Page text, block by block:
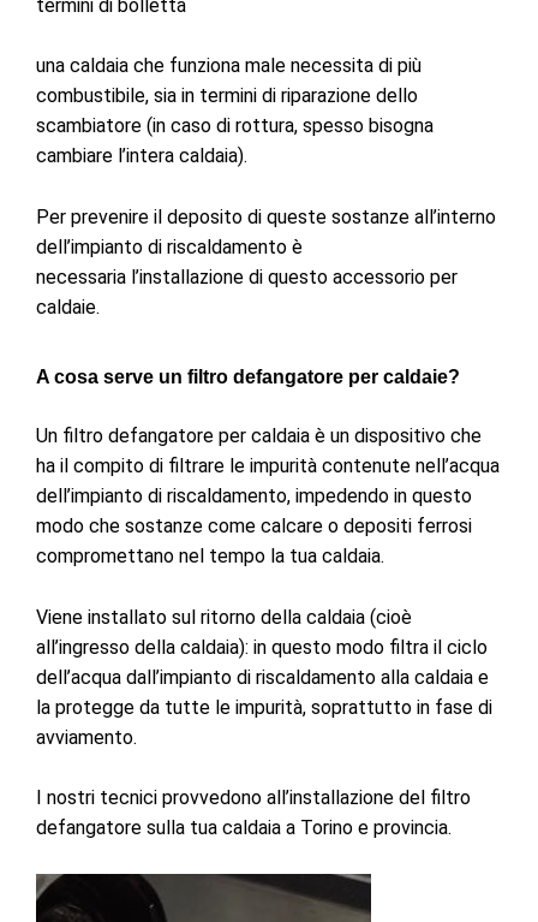
termini di bolletta
una caldaia che funziona male necessita di più
combustibile, sia in termini di riparazione dello
scambiatore (in caso di rottura, spesso bisogna
cambiare l’intera caldaia).
Per prevenire il deposito di queste sostanze all’interno
dell’impianto di riscaldamento è
necessaria l’installazione di questo accessorio per
caldaie.
A cosa serve un filtro defangatore per caldaie?
Un filtro defangatore per caldaia è un dispositivo che
ha il compito di filtrare le impurità contenute nell’acqua
dell’impianto di riscaldamento, impedendo in questo
modo che sostanze come calcare o depositi ferrosi
compromettano nel tempo la tua caldaia.
Viene installato sul ritorno della caldaia (cioè
all’ingresso della caldaia): in questo modo filtra il ciclo
dell’acqua dall’impianto di riscaldamento alla caldaia e
la protegge da tutte le impurità, soprattutto in fase di
avviamento.
I nostri tecnici provvedono all’installazione del filtro
defangatore sulla tua caldaia a Torino e provincia.